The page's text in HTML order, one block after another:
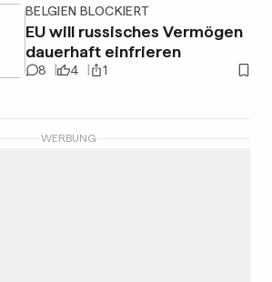
BELGIEN BLOCKIERT
EU will russisches Vermögen
dauerhaft einfrieren
8 4 1
WERBUNG